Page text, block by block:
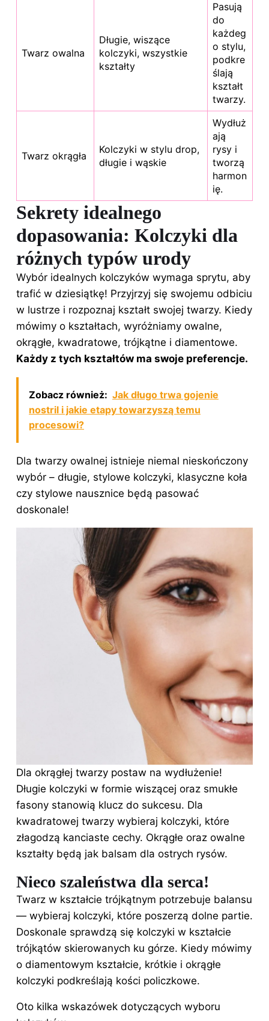
Twarz owalna
Długie, wiszące
kolczyki, wszystkie
kształty
Pasują
do
każdeg
o stylu,
podkre
ślają
kształt
twarzy.
Twarz okrągła
Kolczyki w stylu drop,
długie i wąskie
Wydłuż
ają
rysy i
tworzą
harmon
ię.
Sekrety idealnego
dopasowania: Kolczyki dla
różnych typów urody
Wybór idealnych kolczyków wymaga sprytu, aby
trafić w dziesiątkę! Przyjrzyj się swojemu odbiciu
w lustrze i rozpoznaj kształt swojej twarzy. Kiedy
mówimy o kształtach, wyróżniamy owalne,
okrągłe, kwadratowe, trójkątne i diamentowe.
Każdy z tych kształtów ma swoje preferencje.
Zobacz również: Jak długo trwa gojenie
nostril i jakie etapy towarzyszą temu
procesowi?
Dla twarzy owalnej istnieje niemal nieskończony
wybór – długie, stylowe kolczyki, klasyczne koła
czy stylowe nausznice będą pasować
doskonale!
Dla okrągłej twarzy postaw na wydłużenie!
Długie kolczyki w formie wiszącej oraz smukłe
fasony stanowią klucz do sukcesu. Dla
kwadratowej twarzy wybieraj kolczyki, które
złagodzą kanciaste cechy. Okrągłe oraz owalne
kształty będą jak balsam dla ostrych rysów.
Nieco szaleństwa dla serca!
Twarz w kształcie trójkątnym potrzebuje balansu
— wybieraj kolczyki, które poszerzą dolne partie.
Doskonale sprawdzą się kolczyki w kształcie
trójkątów skierowanych ku górze. Kiedy mówimy
o diamentowym kształcie, krótkie i okrągłe
kolczyki podkreślają kości policzkowe.
Oto kilka wskazówek dotyczących wyboru